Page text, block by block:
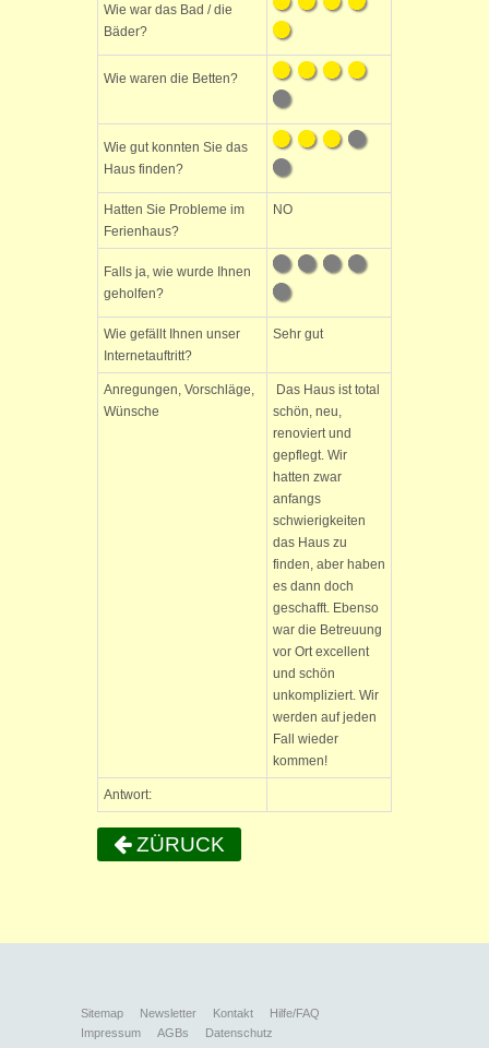
Wie war das Bad / die
Bäder?
Wie waren die Betten?
Wie gut konnten Sie das
Haus finden?
Hatten Sie Probleme im
Ferienhaus?
NO
Falls ja, wie wurde Ihnen
geholfen?
Wie gefällt Ihnen unser
Internetauftritt?
Sehr gut
Anregungen, Vorschläge,
Wünsche
Das Haus ist total
schön, neu,
renoviert und
gepflegt. Wir
hatten zwar
anfangs
schwierigkeiten
das Haus zu
finden, aber haben
es dann doch
geschafft. Ebenso
war die Betreuung
vor Ort excellent
und schön
unkompliziert. Wir
werden auf jeden
Fall wieder
kommen!
Antwort:
ZÜRUCK
Sitemap Newsletter Kontakt
Hilfe/FAQ
Impressum
AGBs
Datenschutz